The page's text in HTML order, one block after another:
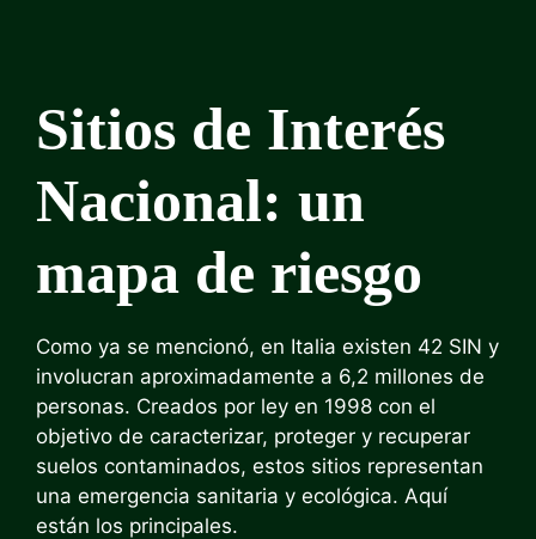
Sitios de Interés
Nacional: un
mapa de riesgo
Como ya se mencionó, en Italia existen 42 SIN y
involucran aproximadamente a 6,2 millones de
personas. Creados por ley en 1998 con el
objetivo de caracterizar, proteger y recuperar
suelos contaminados, estos sitios representan
una emergencia sanitaria y ecológica. Aquí
están los principales.